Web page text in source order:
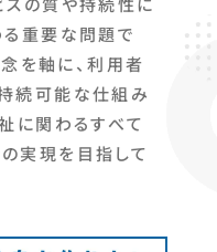
る重要な問題で
を軸に、利用者
続可能な仕組み
に関わるすべて
実現を目指して